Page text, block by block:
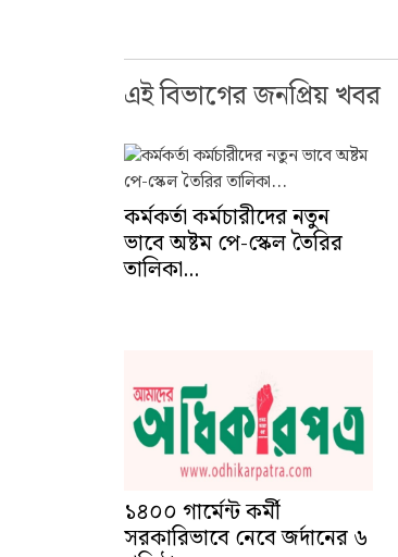
এই বিভাগের জনপ্রিয় খবর
কর্মকর্তা কর্মচারীদের নতুন
ভাবে অষ্টম পে-স্কেল তৈরির
তালিকা...
১৪০০ গার্মেন্ট কর্মী
সরকারিভাবে নেবে জর্দানের ৬